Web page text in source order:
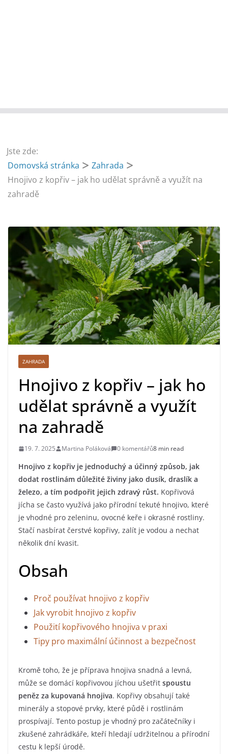
Jste zde:
Domovská stránka
Zahrada
Hnojivo z kopřiv – jak ho udělat správně a využít na
zahradě
ZAHRADA
Hnojivo z kopřiv – jak ho
udělat správně a využít
na zahradě
19. 7. 2025 Martina Poláková 0 komentářů8 min read
Hnojivo z kopřiv je jednoduchý a účinný způsob, jak
dodat rostlinám důležité živiny jako dusík, draslík a
železo, a tím podpořit jejich zdravý růst. Kopřivová
jícha se často využívá jako přírodní tekuté hnojivo, které
je vhodné pro zeleninu, ovocné keře i okrasné rostliny.
Stačí nasbírat čerstvé kopřivy, zalít je vodou a nechat
několik dní kvasit.
Obsah
Proč používat hnojivo z kopřiv
Jak vyrobit hnojivo z kopřiv
Použití kopřivového hnojiva v praxi
Tipy pro maximální účinnost a bezpečnost
Kromě toho, že je příprava hnojiva snadná a levná,
může se domácí kopřivovou jíchou ušetřit spoustu
peněz za kupovaná hnojiva. Kopřivy obsahují také
minerály a stopové prvky, které půdě i rostlinám
prospívají. Tento postup je vhodný pro začátečníky i
zkušené zahrádkáře, kteří hledají udržitelnou a přírodní
cestu k lepší úrodě.